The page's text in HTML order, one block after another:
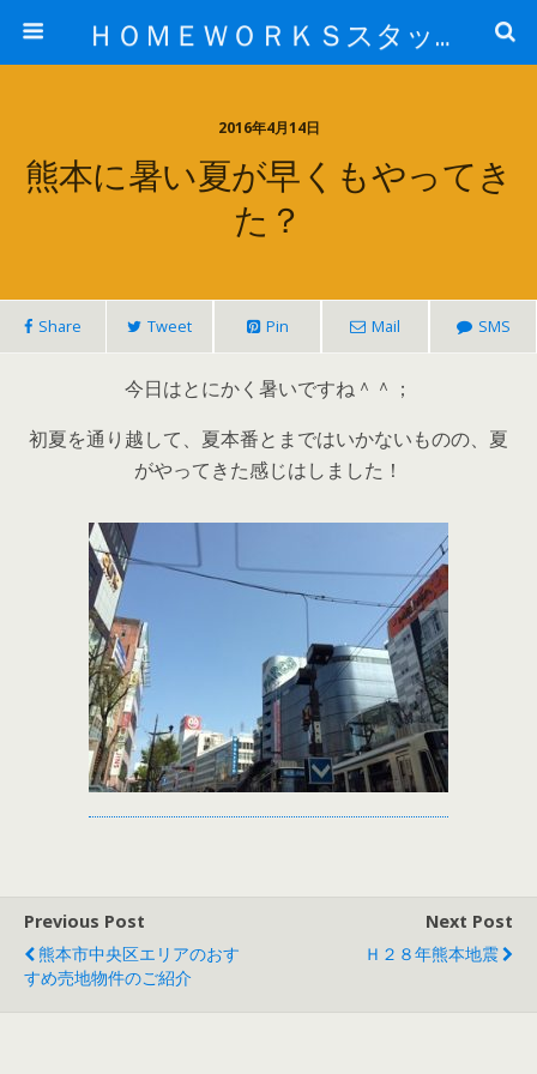
ＨＯＭＥＷＯＲＫＳスタッフ日記ブログ
2016年4月14日
熊本に暑い夏が早くもやってき
た？
Share Tweet Pin Mail SMS
今日はとにかく暑いですね＾＾；
初夏を通り越して、夏本番とまではいかないものの、夏
がやってきた感じはしました！
Previous Post
熊本市中央区エリアのおす
すめ売地物件のご紹介
Next Post
Ｈ２８年熊本地震